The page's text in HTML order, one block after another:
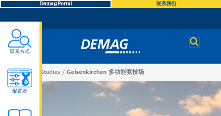
Demag Portal 联系我们
Demag
You
are
here
Case Studies Gelsenkirchen 多功能竞技场
联系方式
配置器
Gelsenkirchen